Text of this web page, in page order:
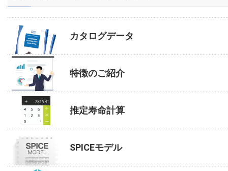
カタログデータ
特徴のご紹介
推定寿命計算
SPICEモデル